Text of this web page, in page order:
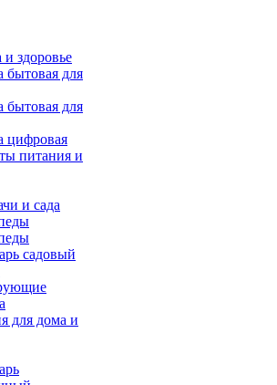
и здоровье
бытовая для
бытовая для
цифровая
питания и
и сада
садовый
для дома и